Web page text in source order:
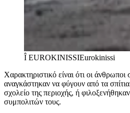
Î EUROKINISSIEurokinissi
Χαρακτηριστικό είναι ότι οι
αναγκάστηκαν να φύγουν από τα
σχολείο της περιοχής, ή
συμπολιτών τους.